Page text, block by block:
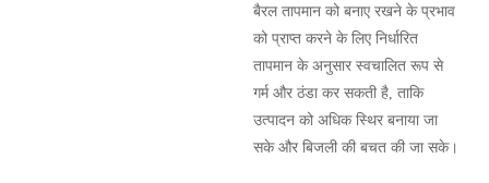
बैरल तापमान को बनाए रखने के प्रभाव
को प्राप्त करने के लिए निर्धारित
तापमान के अनुसार स्वचालित रूप से
गर्म और ठंडा कर सकती है, ताकि
उत्पादन को अधिक स्थिर बनाया जा
सके और बिजली की बचत की जा सके।